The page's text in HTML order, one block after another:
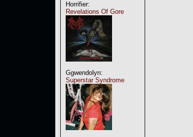
Horrifier:
Revelations Of Gore
Ggwendolyn:
Superstar Syndrome